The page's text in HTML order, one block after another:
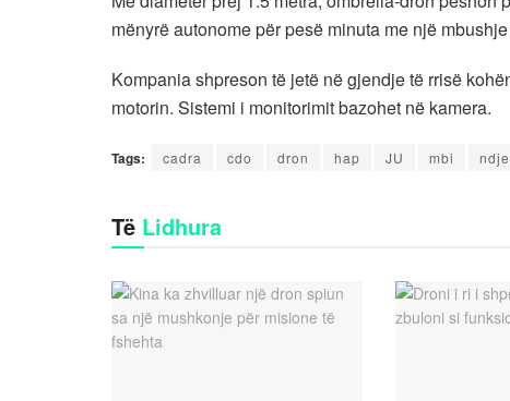
mënyrë autonome për pesë minuta me një
Kompania shpreson të jetë në gjendje të rrisë
motorin. Sistemi i monitorimit bazohet në kamera.
Tags: cadra cdo dron hap JU mbi
Të Lidhura